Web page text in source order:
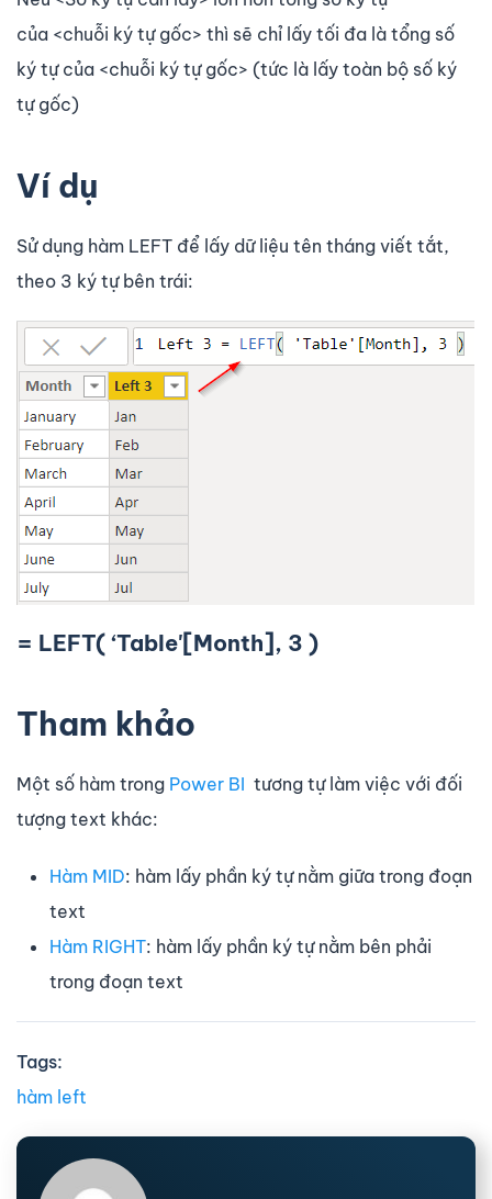
của <chuỗi ký tự gốc> thì sẽ chỉ lấy tối đa là tổng số
ký tự của <chuỗi ký tự gốc> (tức là lấy toàn bộ số ký
tự gốc)
Ví dụ
Sử dụng hàm LEFT để lấy dữ liệu tên tháng viết tắt,
theo 3 ký tự bên trái:
= LEFT( ‘Table'[Month], 3 )
Tham khảo
Một số hàm trong Power BI tương tự làm việc với đối
tượng text khác:
Hàm MID: hàm lấy phần ký tự nằm giữa trong đoạn
text
Hàm RIGHT: hàm lấy phần ký tự nằm bên phải
trong đoạn text
Tags:
hàm left